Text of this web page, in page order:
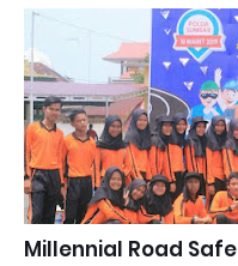
Millennial Road